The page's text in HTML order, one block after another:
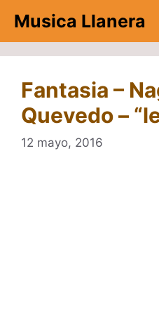
contenido
Musica Llanera
Fantasia –
Quevedo –
12 mayo, 2016